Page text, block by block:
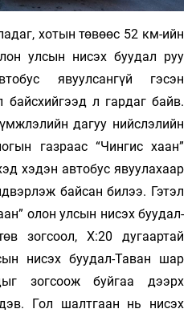
хотын төвөөс 52 км-ийн
улсын нисэх буудал руу
явуулсангүй гэсэн
л гардаг байв.
дагуу нийслэлийн
газраас “Чингис хаан”
хэдэн автобус явуулахаар
байсан билээ. Гэтэл
олон улсын нисэх буудал-
зогсоол, Х:20 дугаартай
нисэх буудал-Таван шар
зогсоож буйгаа дээрх
Гол шалтгаан нь нисэх